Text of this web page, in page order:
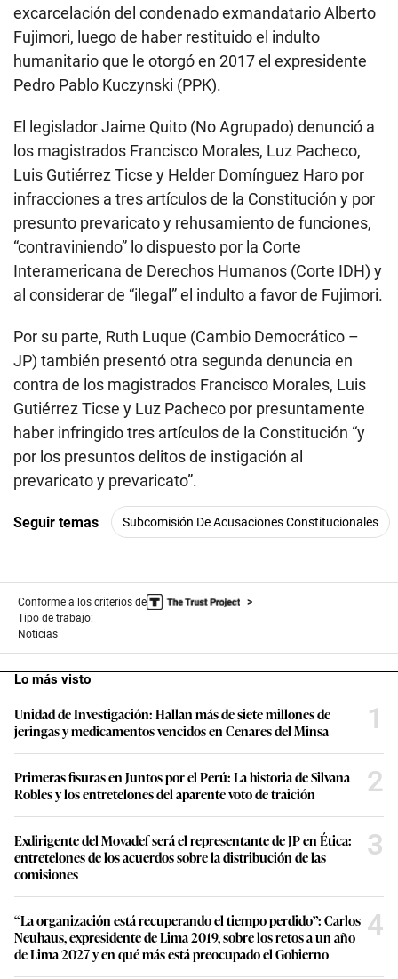
excarcelación del condenado exmandatario Alberto
Fujimori, luego de haber restituido el indulto
humanitario que le otorgó en 2017 el expresidente
Pedro Pablo Kuczynski (PPK).
El legislador Jaime Quito (No Agrupado) denunció a
los magistrados Francisco Morales, Luz Pacheco,
Luis Gutiérrez Ticse y Helder Domínguez Haro por
infracciones a tres artículos de la Constitución y por
presunto prevaricato y rehusamiento de funciones,
“contraviniendo” lo dispuesto por la Corte
Interamericana de Derechos Humanos (Corte IDH) y
al considerar de “ilegal” el indulto a favor de Fujimori.
Por su parte, Ruth Luque (Cambio Democrático –
JP) también presentó otra segunda denuncia en
contra de los magistrados Francisco Morales, Luis
Gutiérrez Ticse y Luz Pacheco por presuntamente
haber infringido tres artículos de la Constitución “y
por los presuntos delitos de instigación al
prevaricato y prevaricato”.
Seguir temas Subcomisión De Acusaciones Constitucionales
Conforme a los criterios de
Tipo de trabajo:
Noticias
Lo más visto
Unidad de Investigación: Hallan más de siete millones de
jeringas y medicamentos vencidos en Cenares del Minsa
1
Primeras fisuras en Juntos por el Perú: La historia de Silvana
Robles y los entretelones del aparente voto de traición
2
Exdirigente del Movadef será el representante de JP en Ética:
entretelones de los acuerdos sobre la distribución de las
comisiones
3
“La organización está recuperando el tiempo perdido”: Carlos
Neuhaus, expresidente de Lima 2019, sobre los retos a un año
de Lima 2027 y en qué más está preocupado el Gobierno
4